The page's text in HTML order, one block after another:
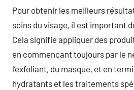
Pour obtenir les meilleurs
soins du visage, il est important
Cela signifie appliquer des
en commençant toujours par le
l’exfoliant, du masque, et en
hydratants et les traitements